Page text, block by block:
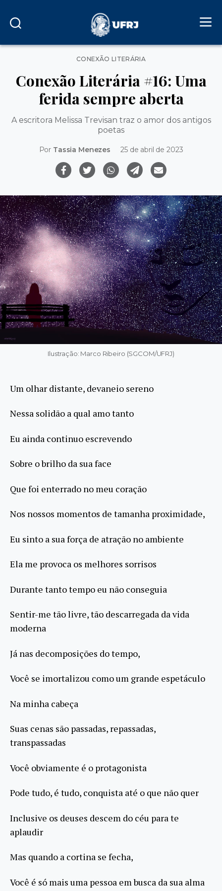
Categorias
CONEXÃO LITERÁRIA
Conexão Literária #16: Uma
ferida sempre aberta
A escritora Melissa Trevisan traz o amor dos antigos
poetas
Por Tassia Menezes 25 de abril de 2023
Ilustração: Marco Ribeiro (SGCOM/UFRJ)
Um olhar distante, devaneio sereno
Nessa solidão a qual amo tanto
Eu ainda continuo escrevendo
Sobre o brilho da sua face
Que foi enterrado no meu coração
Nos nossos momentos de tamanha proximidade,
Eu sinto a sua força de atração no ambiente
Ela me provoca os melhores sorrisos
Durante tanto tempo eu não conseguia
Sentir-me tão livre, tão descarregada da vida
moderna
Já nas decomposições do tempo,
Você se imortalizou como um grande espetáculo
Na minha cabeça
Suas cenas são passadas, repassadas,
transpassadas
Você obviamente é o protagonista
Pode tudo, é tudo, conquista até o que não quer
Inclusive os deuses descem do céu para te
aplaudir
Mas quando a cortina se fecha,
Você é só mais uma pessoa em busca da sua alma